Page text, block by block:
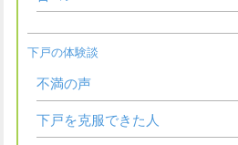
下戸の体験談
不満の声
下戸を克服できた人